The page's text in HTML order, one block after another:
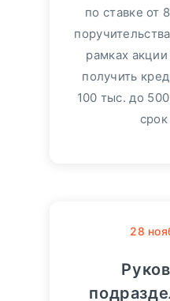
по ставке от
рамках
получить
100 тыс. до
28